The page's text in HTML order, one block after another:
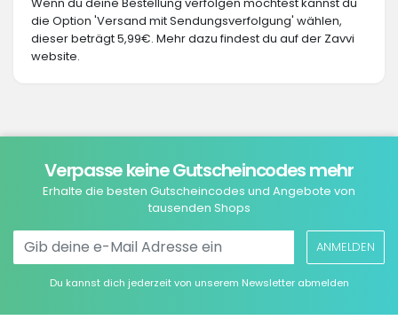
die Option 'Versand mit Sendungsverfolgung' wählen,
dieser beträgt 5,99€. Mehr dazu findest du auf der Zavvi
website.
Verpasse keine Gutscheincodes mehr
Erhalte die besten Gutscheincodes und Angebote von
tausenden Shops
ANMELDEN
Du kannst dich jederzeit von unserem Newsletter abmelden